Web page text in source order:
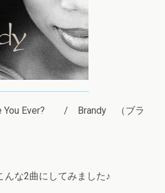
Ever? / Brandy （ブラ
んな2曲にしてみました♪